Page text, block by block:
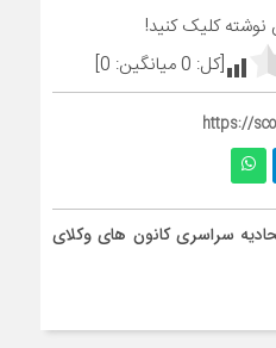
نوشته کلیک کنید!
[کل: 0میانگین: 0
]
https://
سراسری کانون های وکلای